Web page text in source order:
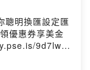
目：
言告訴我你對
故事，也十分
”－
聰明換匯設定匯
優惠券享美金
9d7lws